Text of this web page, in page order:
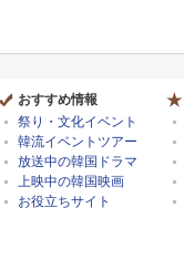
おすすめ情報
祭り・文化イベント
韓流イベントツアー
放送中の韓国ドラマ
上映中の韓国映画
お役立ちサイト